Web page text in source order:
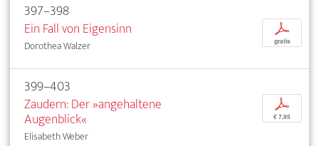
397–398
Ein Fall von Eigensinn
Dorothea Walzer
p
gratis
399–403
Zaudern: Der »angehaltene
Augenblick«
Elisabeth Weber
p
€ 7,95